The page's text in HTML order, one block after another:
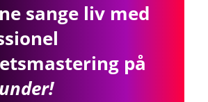
sange liv med
på